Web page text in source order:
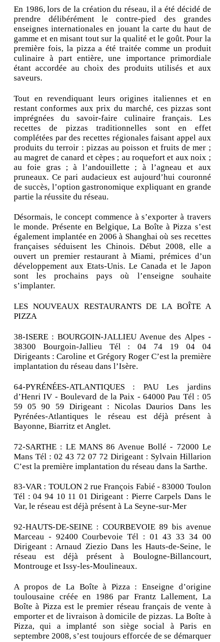
En 1986, lors de la création du réseau, il a été décidé de
prendre délibérément le contre-pied des grandes
enseignes internationales en jouant la carte du haut de
gamme et en misant tout sur la qualité et le goût. Pour la
première fois, la pizza a été traitée comme un produit
culinaire à part entière, une importance primordiale
étant accordée au choix des produits utilisés et aux
saveurs.
Tout en revendiquant leurs origines italiennes et en
restant conformes aux prix du marché, ces pizzas sont
imprégnées du savoir-faire culinaire français. Les
recettes de pizzas traditionnelles sont en effet
complétées par des recettes régionales faisant appel aux
produits du terroir : pizzas au poisson et fruits de mer ;
au magret de canard et cèpes ; au roquefort et aux noix ;
au foie gras ; à l’andouillette ; à l’agneau et aux
pruneaux. Ce pari audacieux est aujourd’hui couronné
de succès, l’option gastronomique expliquant en grande
partie la réussite du réseau.
Désormais, le concept commence à s’exporter à travers
le monde. Présente en Belgique, La Boîte à Pizza s’est
également implantée en 2006 à Shanghai où ses recettes
françaises séduisent les Chinois. Début 2008, elle a
ouvert un premier restaurant à Miami, prémices d’un
développement aux Etats-Unis. Le Canada et le Japon
sont les prochains pays où l’enseigne souhaite
s’implanter.
LES NOUVEAUX RESTAURANTS DE LA BOÎTE A
PIZZA
38-ISERE : BOURGOIN-JALLIEU Avenue des Alpes -
38300 Bourgoin-Jallieu Tél : 04 74 19 04 04
Dirigeants : Caroline et Grégory Roger C’est la première
implantation du réseau dans l’Isère.
64-PYRÉNÉES-ATLANTIQUES : PAU Les jardins
d’Henri IV - Boulevard de la Paix - 64000 Pau Tél : 05
59 05 90 59 Dirigeant : Nicolas Daurios Dans les
Pyrénées-Atlantiques le réseau est déjà présent à
Bayonne, Biarritz et Anglet.
72-SARTHE : LE MANS 86 Avenue Bollé - 72000 Le
Mans Tél : 02 43 72 07 72 Dirigeant : Sylvain Hillarion
C’est la première implantation du réseau dans la Sarthe.
83-VAR : TOULON 2 rue François Fabié - 83000 Toulon
Tél : 04 94 10 11 01 Dirigeant : Pierre Carpels Dans le
Var, le réseau est déjà présent à La Seyne-sur-Mer
92-HAUTS-DE-SEINE : COURBEVOIE 89 bis avenue
Marceau - 92400 Courbevoie Tél : 01 43 33 34 00
Dirigeant : Arnaud Ziezio Dans les Hauts-de-Seine, le
réseau est déjà présent à Boulogne-Billancourt,
Montrouge et Issy-les-Moulineaux.
A propos de La Boîte à Pizza : Enseigne d’origine
toulousaine créée en 1986 par Frantz Lallement, La
Boîte à Pizza est le premier réseau français de vente à
emporter et de livraison à domicile de pizzas. La Boîte à
Pizza, qui a implanté son siège social à Paris en
septembre 2008, s’est toujours efforcée de se démarquer